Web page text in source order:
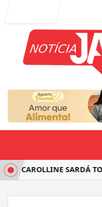
CAROLLINE SARDÁ